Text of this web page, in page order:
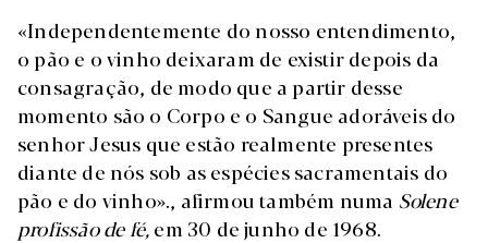
«Independentemente do nosso entendimento,
o pão e o vinho deixaram de existir depois da
consagração, de modo que a partir desse
momento são o Corpo e o Sangue adoráveis do
senhor Jesus que estão realmente presentes
diante de nós sob as espécies sacramentais do
pão e do vinho»., afirmou também numa Solene
profissão de fé,em 30 de junho de 1968.